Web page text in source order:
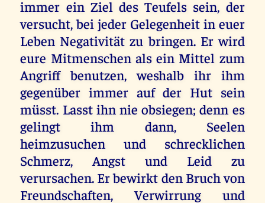
immer ein Ziel des Teufels sein, der
versucht, bei jeder Gelegenheit in euer
Leben Negativität zu bringen. Er wird
eure Mitmenschen als ein Mittel zum
Angriff benutzen, weshalb ihr ihm
gegenüber immer auf der Hut sein
müsst. Lasst ihn nie obsiegen; denn es
gelingt ihm dann, Seelen
heimzusuchen und schrecklichen
Schmerz, Angst und Leid zu
verursachen. Er bewirkt den Bruch von
Freundschaften, Verwirrung und